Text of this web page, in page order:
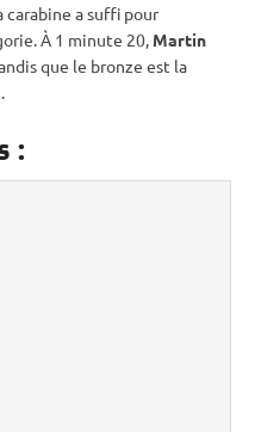
carabine a suffi pour
À 1 minute 20, Martin
que le bronze est la
: